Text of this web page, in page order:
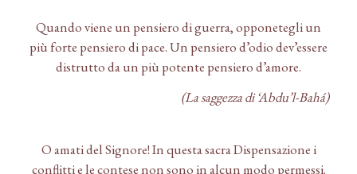
Quando viene un pensiero di guerra, opponetegli un
più forte pensiero di pace. Un pensiero d’odio dev’essere
distrutto da un più potente pensiero d’amore.
(La saggezza di ‘Abdu’l-Bahá)
O amati del Signore! In questa sacra Dispensazione i
conflitti e le contese non sono in alcun modo permessi.